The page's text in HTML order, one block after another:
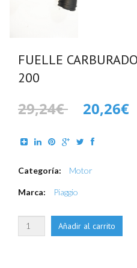
FUELLE
200
29,24€ 20,26€
Categoría: Motor
Marca: Piaggio